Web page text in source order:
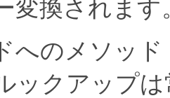
変換されます
へのメソッ
ックアップ